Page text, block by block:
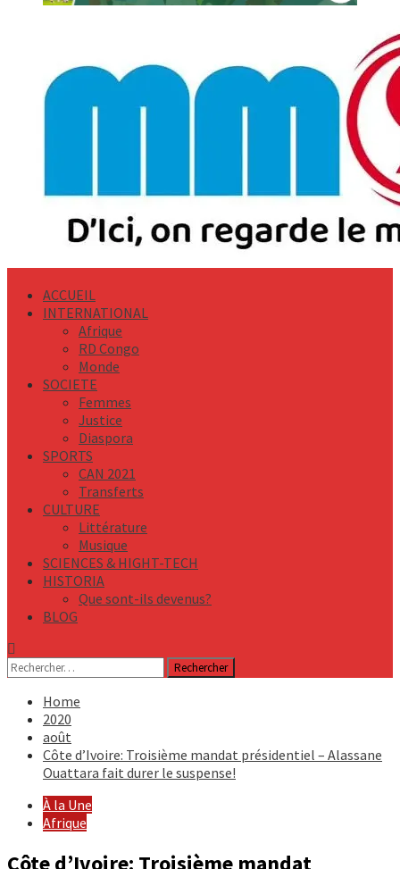
ACCUEIL
INTERNATIONAL
Afrique
RD Congo
Monde
SOCIETE
Femmes
Justice
Diaspora
SPORTS
CAN 2021
Transferts
CULTURE
Littérature
Musique
SCIENCES & HIGHT-TECH
HISTORIA
Que sont-ils devenus?
BLOG
Rechercher :
Home
2020
août
Côte d’Ivoire: Troisième mandat présidentiel – Alassane
Ouattara fait durer le suspense!
À la Une
Afrique
Côte d’Ivoire: Troisième mandat